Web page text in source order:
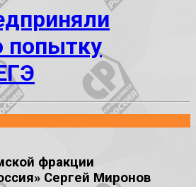
попытку
фракции
Сергей Миронов